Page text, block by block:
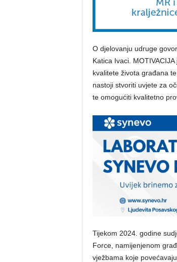
O djelovanju udruge
Katica Ivaci.
kvalitete života građana
nastoji stvoriti uvjete za
te omogućiti kvalitetno
Tijekom 2024. godine
Force, namijenjenom
vježbama koje